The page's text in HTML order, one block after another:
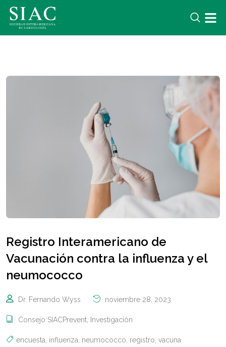
Registro Interamericano de
Vacunación contra la influenza y el
neumococco
Dr. Fernando Wyss noviembre 28, 2023
Consejo SIACPrevent Investigación
encuesta influenza neumococco registro vacuna